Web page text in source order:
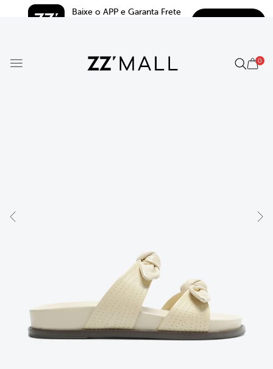
Baixe o APP e Garanta Frete
0